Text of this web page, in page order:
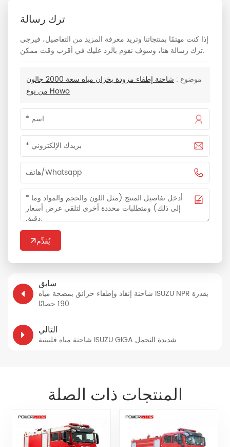
ترك رسالة
إذا كنت مهتمًا بمنتجاتنا وتريد معرفة المزيد من التفاصيل، فيرجى
ترك رسالة هنا، وسوف نقوم بالرد عليك في أقرب وقت ممكن.
موضوع :
شاحنة إطفاء مزودة بخزان مياه سعة 2000 جالون
من نوع Howo
يُقدِّم
سابق
شاحنة إنقاذ وإطفاء حرائق بمضخة مياه ISUZU NPR بقدرة
190 حصانًا
التالي
شاحنة مياه فلبينية ISUZU GIGA شديدة التحمل
المنتجات ذات الصلة